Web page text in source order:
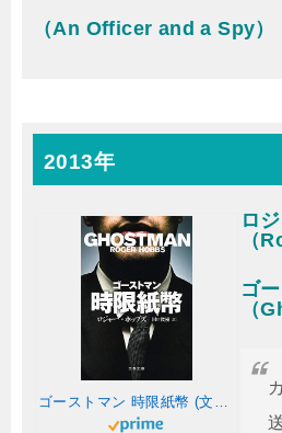
（An Officer and a Spy）
2013年
ゴーストマン 時限紙幣 (文春文庫 ホ 10-1)
ロ
（
ゴ
（